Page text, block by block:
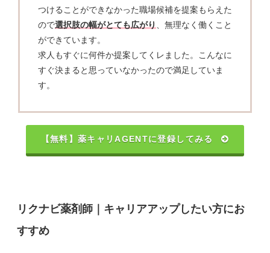
つけることができなかった職場候補を提案もらえた
ので選択肢の幅がとても広がり
、無理なく働くこと
ができています。
求人もすぐに何件か提案してくレました。こんなに
すぐ決まると思っていなかったので満足していま
す。
【無料】薬キャリAGENTに登録してみる
リクナビ薬剤師｜キャリアアップしたい方にお
すすめ